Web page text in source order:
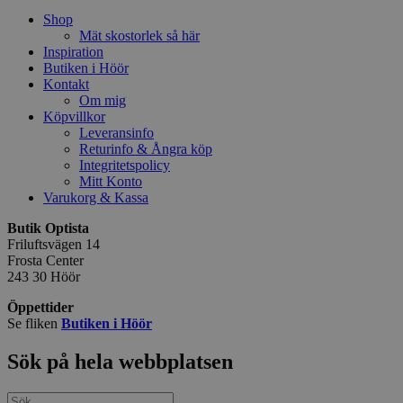
Shop
Mät skostorlek så här
Inspiration
Butiken i Höör
Kontakt
Om mig
Köpvillkor
Leveransinfo
Returinfo & Ångra köp
Integritetspolicy
Mitt Konto
Varukorg & Kassa
Butik Optista
Friluftsvägen 14
Frosta Center
243 30 Höör
Öppettider
Se fliken Butiken i Höör
Sök på hela webbplatsen
Sök